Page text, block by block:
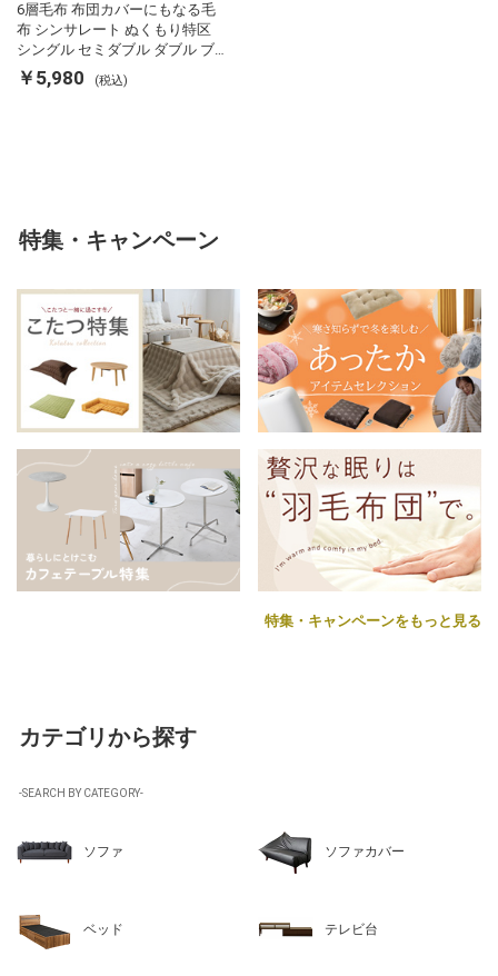
6層毛布 布団カバーにもなる毛
布 シンサレート ぬくもり特区
シングル セミダブル ダブル ブ
ランケット 掛け布団カバー フラ
ンネル 保温 蓄熱 吸湿 発熱 断熱
￥5,980 (税込)
特集・キャンペーン
特集・キャンペーンをもっと見る
カテゴリから探す
-SEARCH BY CATEGORY-
ソファ ソファカバー
ベッド テレビ台